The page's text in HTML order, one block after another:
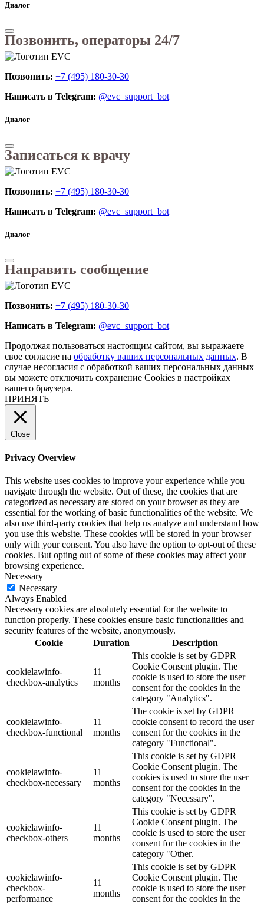
Диалог
Позвонить, операторы 24/7
Позвонить: +7 (495) 180-30-30
Написать в Telegram: @evc_support_bot
Диалог
Записаться к врачу
Позвонить: +7 (495) 180-30-30
Написать в Telegram: @evc_support_bot
Диалог
Направить сообщение
Позвонить: +7 (495) 180-30-30
Написать в Telegram: @evc_support_bot
Продолжая пользоваться настоящим сайтом, вы выражаете
свое согласие на обработку ваших персональных данных. В
случае несогласия с обработкой ваших персональных данных
вы можете отключить сохранение Cookies в настройках
вашего браузера.
ПРИНЯТЬ
Close
Privacy Overview
This website uses cookies to improve your experience while you
navigate through the website. Out of these, the cookies that are
categorized as necessary are stored on your browser as they are
essential for the working of basic functionalities of the website. We
also use third-party cookies that help us analyze and understand how
you use this website. These cookies will be stored in your browser
only with your consent. You also have the option to opt-out of these
cookies. But opting out of some of these cookies may affect your
browsing experience.
Necessary
Necessary
Always Enabled
Necessary cookies are absolutely essential for the website to
function properly. These cookies ensure basic functionalities and
security features of the website, anonymously.
Cookie
Duration Description
cookielawinfo-
checkbox-analytics
11
months
This cookie is set by GDPR
Cookie Consent plugin. The
cookie is used to store the user
consent for the cookies in the
category "Analytics".
cookielawinfo-
checkbox-functional
11
months
The cookie is set by GDPR
cookie consent to record the user
consent for the cookies in the
category "Functional".
cookielawinfo-
checkbox-necessary
11
months
This cookie is set by GDPR
Cookie Consent plugin. The
cookies is used to store the user
consent for the cookies in the
category "Necessary".
cookielawinfo-
checkbox-others
11
months
This cookie is set by GDPR
Cookie Consent plugin. The
cookie is used to store the user
consent for the cookies in the
category "Other.
cookielawinfo-
checkbox-
performance
11
months
This cookie is set by GDPR
Cookie Consent plugin. The
cookie is used to store the user
consent for the cookies in the